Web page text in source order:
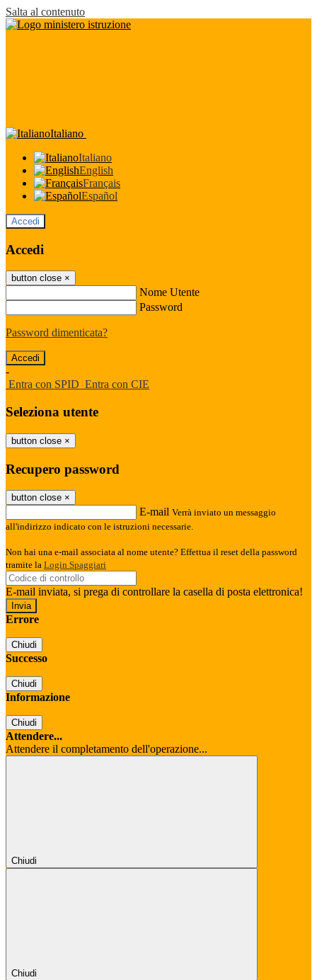
Salta al contenuto
Italiano
Italiano
English
Français
Español
Accedi
Accedi
button close ×
Nome Utente
Password
Password dimenticata?
-
Entra con SPID Entra con CIE
Seleziona utente
button close ×
Recupero password
button close ×
E-mail Verrà inviato un messaggio
all'indirizzo indicato con le istruzioni necessarie.
Non hai una e-mail associata al nome utente? Effettua il reset della password
tramite la Login Spaggiari
E-mail inviata, si prega di controllare la casella di posta elettronica!
Errore
Chiudi
Successo
Chiudi
Informazione
Chiudi
Attendere...
Attendere il completamento dell'operazione...
Chiudi
Chiudi